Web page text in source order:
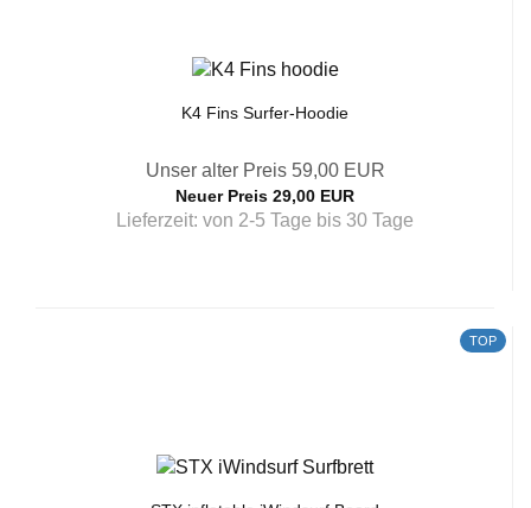
K4 Fins Surfer-Hoodie
Unser alter Preis 59,00 EUR
Neuer Preis 29,00 EUR
Lieferzeit: von 2-5 Tage bis 30 Tage
TOP